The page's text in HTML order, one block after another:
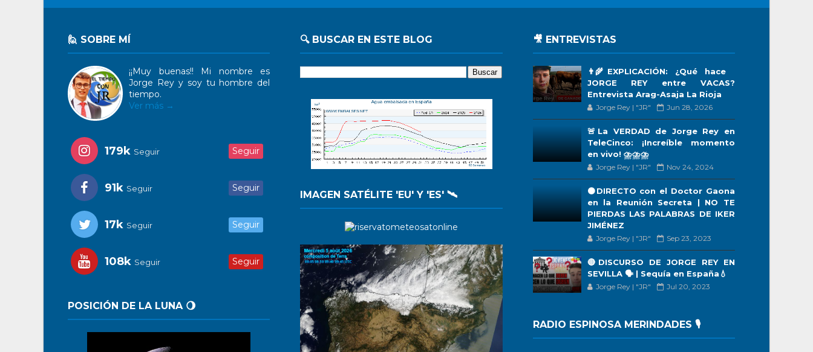
🙋 SOBRE MÍ
¡¡Muy buenas!! Mi nombre es
Jorge Rey y soy tu hombre del
tiempo.
Ver más →
179k Seguir Seguir
91k Seguir Seguir
17k Seguir Seguir
108k Seguir Seguir
POSICIÓN DE LA LUNA 🌖
🔍 BUSCAR EN ESTE BLOG
IMAGEN SATÉLITE 'EU' Y 'ES' 🛰️
🎥 ENTREVISTAS
👨‍🌾EXPLICACIÓN: ¿Qué hace
JORGE REY entre VACAS?
Entrevista Arag-Asaja La Rioja
Jorge Rey | "JR" Jun 28, 2026
🚨La VERDAD de Jorge Rey en
TeleCinco: ¡Increíble momento
en vivo! ⛈️⛈️⛈️
Jorge Rey | "JR" Nov 24, 2024
🟠DIRECTO con el Doctor Gaona
en la Reunión Secreta | NO TE
PIERDAS LAS PALABRAS DE IKER
JIMÉNEZ
Jorge Rey | "JR" Sep 23, 2023
🔴DISCURSO DE JORGE REY EN
SEVILLA 🗣 | Sequía en España💧
Jorge Rey | "JR" Jul 20, 2023
RADIO ESPINOSA MERINDADES 🎙️